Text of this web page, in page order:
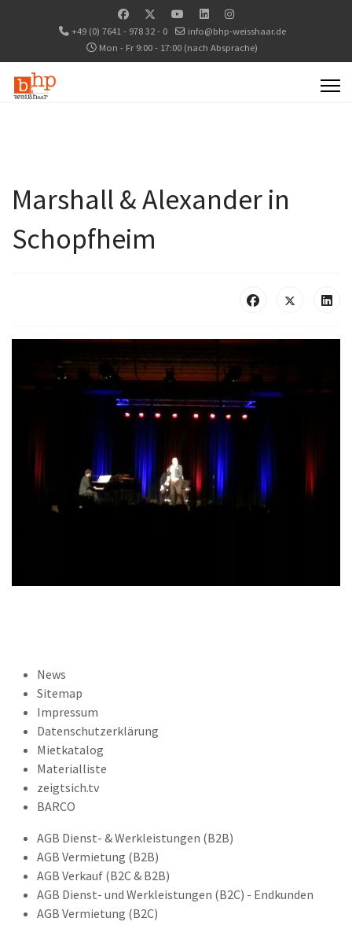
+49 (0) 7641 - 978 32 - 0
info@bhp-weisshaar.de
Mon - Fr 9:00 - 17:00 (nach Absprache)
Marshall & Alexander in
Schopfheim
News
Sitemap
Impressum
Datenschutzerklärung
Mietkatalog
Materialliste
zeigtsich.tv
BARCO
AGB Dienst- & Werkleistungen (B2B)
AGB Vermietung (B2B)
AGB Verkauf (B2C & B2B)
AGB Dienst- und Werkleistungen (B2C) - Endkunden
AGB Vermietung (B2C)